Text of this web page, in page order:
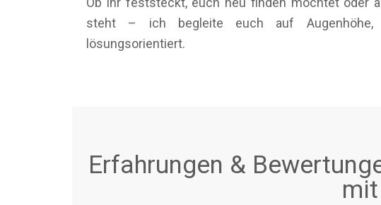
steht – ich begleite euch auf Augenhöhe,
lösungsorientiert.
Erfahrungen &